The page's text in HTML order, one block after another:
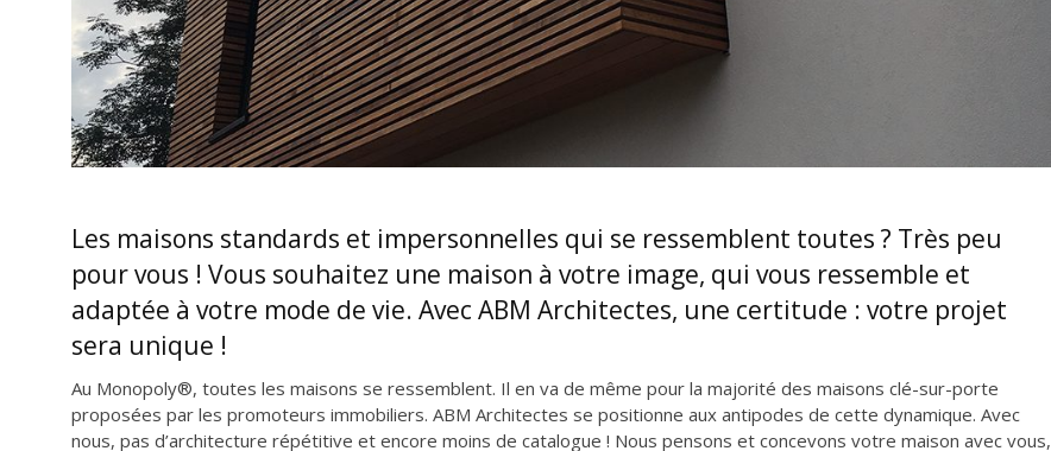
Les maisons standards et impersonnelles qui se ressemblent toutes ? Très peu
pour vous ! Vous souhaitez une maison à votre image, qui vous ressemble et
adaptée à votre mode de vie. Avec ABM Architectes, une certitude : votre projet
sera unique !
Au Monopoly®, toutes les maisons se ressemblent. Il en va de même pour la majorité des maisons clé-sur-porte
proposées par les promoteurs immobiliers. ABM Architectes se positionne aux antipodes de cette dynamique. Avec
nous, pas d’architecture répétitive et encore moins de catalogue ! Nous pensons et concevons votre maison avec vous,